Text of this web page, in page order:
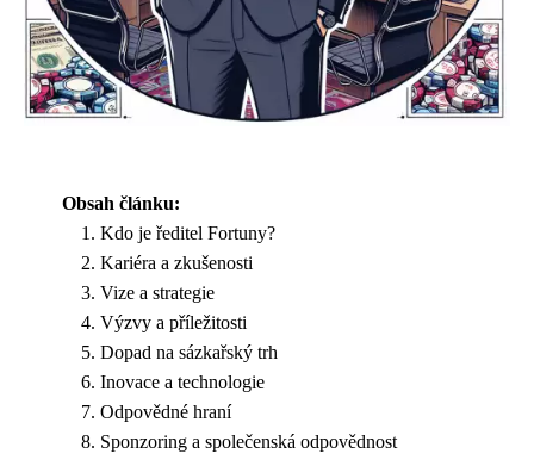
Obsah článku:
Kdo je ředitel Fortuny?
Kariéra a zkušenosti
Vize a strategie
Výzvy a příležitosti
Dopad na sázkařský trh
Inovace a technologie
Odpovědné hraní
Sponzoring a společenská odpovědnost